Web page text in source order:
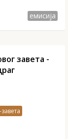
емисија
завета -